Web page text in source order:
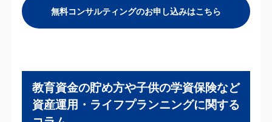
無料コンサルティングのお申し込みはこちら
教育資金の貯め方や子供の学資保険など
資産運用・ライフプランニングに関する